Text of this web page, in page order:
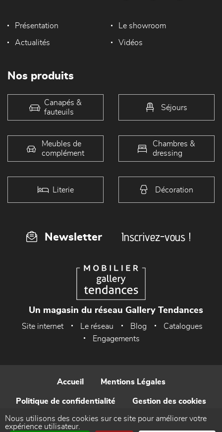
Présentation Le showroom
Actualités Vidéos
Nos produits
Canapés &
fauteuils
Séjours
Meubles de
complément
Chambres &
dressing
Literie Décoration
Newsletter Inscrivez-vous !
Un magasin du réseau Gallery Tendances
Site internet Le réseau Blog
Catalogues
Engagements
Accueil Mentions Légales
Politique de confidentialité Gestion des cookies
Contact
Nous utilisons des cookies sur ce site pour améliorer votre
expérience utilisateur.